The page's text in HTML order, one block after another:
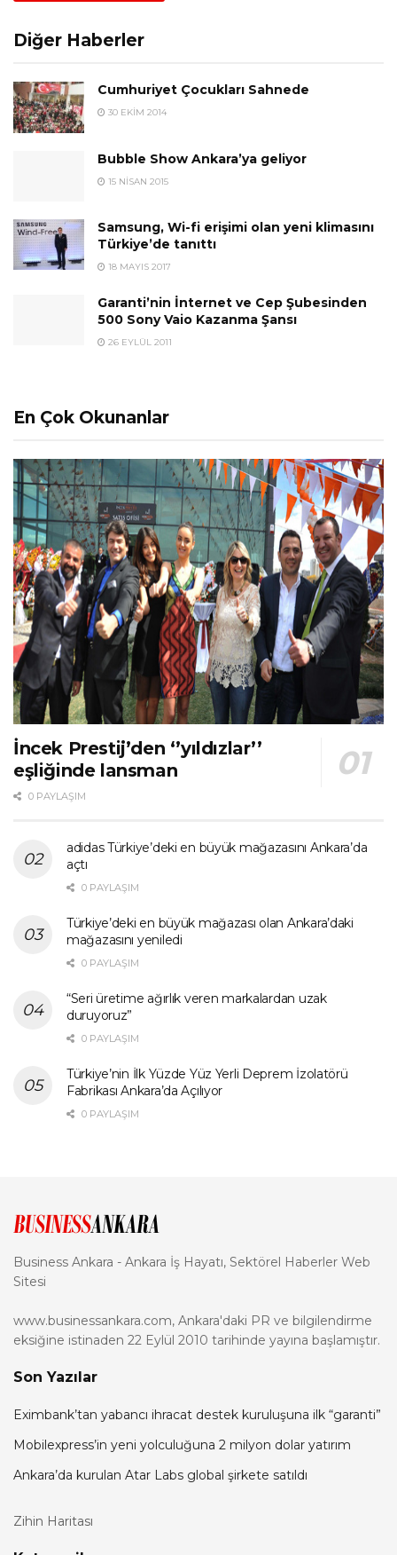
Diğer Haberler
Cumhuriyet Çocukları Sahnede
30 EKIM 2014
Bubble Show Ankara’ya geliyor
15 NISAN 2015
Samsung, Wi-fi erişimi olan yeni klimasını
Türkiye’de tanıttı
18 MAYIS 2017
Garanti’nin İnternet ve Cep Şubesinden
500 Sony Vaio Kazanma Şansı
26 EYLÜL 2011
En Çok Okunanlar
İncek Prestij’den ‘’yıldızlar’’
eşliğinde lansman
0 PAYLAŞIM
adidas Türkiye’deki en büyük mağazasını Ankara’da
açtı
0 PAYLAŞIM
Türkiye’deki en büyük mağazası olan Ankara’daki
mağazasını yeniledi
0 PAYLAŞIM
“Seri üretime ağırlık veren markalardan uzak
duruyoruz”
0 PAYLAŞIM
Türkiye’nin İlk Yüzde Yüz Yerli Deprem İzolatörü
Fabrikası Ankara’da Açılıyor
0 PAYLAŞIM
Business Ankara - Ankara İş Hayatı, Sektörel Haberler Web
Sitesi
www.businessankara.com, Ankara'daki PR ve bilgilendirme
eksiğine istinaden 22 Eylül 2010 tarihinde yayına başlamıştır.
Son Yazılar
Eximbank’tan yabancı ihracat destek kuruluşuna ilk “garanti”
Mobilexpress’in yeni yolculuğuna 2 milyon dolar yatırım
Ankara’da kurulan Atar Labs global şirkete satıldı
Zihin Haritası